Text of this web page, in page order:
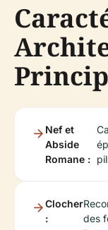
Nef et
Abside
Romane :
Clocher
:
des